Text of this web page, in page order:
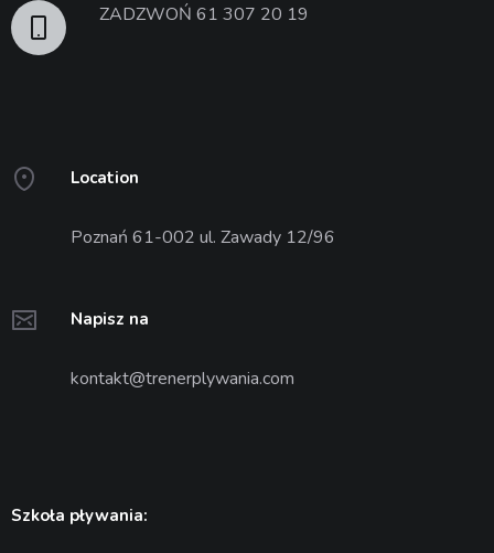
ZADZWOŃ 61 307 20 19
Location
Poznań 61-002 ul. Zawady 12/96
Napisz na
kontakt@trenerplywania.com
Szkoła pływania: